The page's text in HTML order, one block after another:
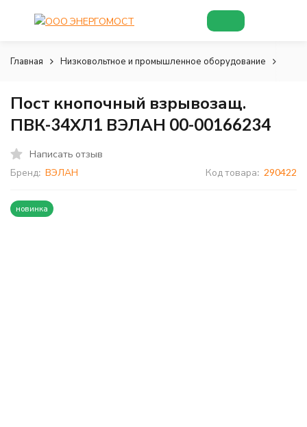
Главная Низковольтное и промышленное оборудование
Пост кнопочный взрывозащ.
ПВК-34ХЛ1 ВЭЛАН 00-00166234
Написать отзыв
Бренд: ВЭЛАН Код товара: 290422
новинка